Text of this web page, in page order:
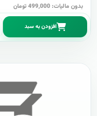
بدون مالیات: 499,000 تومان
افزودن به سبد